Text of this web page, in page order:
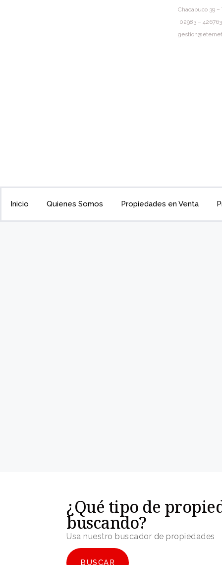
Chacabuco 39
02983 –
Inicio Quienes Somos Propiedades en Venta
¿Qué tipo de
buscando?
Usa nuestro buscador de propiedades
BUSCAR